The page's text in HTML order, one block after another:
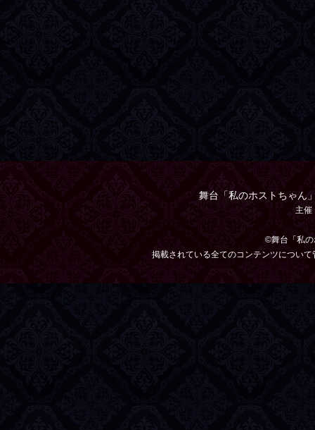
舞台「私のホストちゃん
主催
©舞台「私の
掲載されている全てのコンテンツについ